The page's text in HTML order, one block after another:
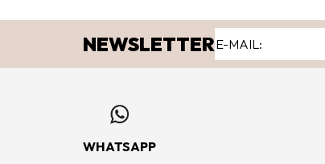
NEWSLETTER
WHATSAPP